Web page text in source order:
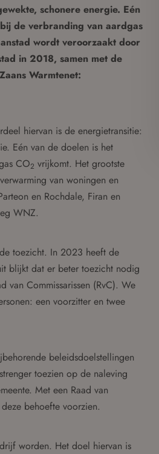
schonere energie. Eén
de verbranding van aardgas
wordt veroorzaakt door
in 2018, samen met de
Warmtenet:
hiervan is de energietransitie:
Eén van de doelen is het
CO2 vrijkomt. Het grootste
van woningen en
en Rochdale, Firan en
WNZ.
toezicht. In 2023 heeft de
blijkt dat er beter toezicht nodig
van Commissarissen (RvC). We
een voorzitter en twee
beleidsdoelstellingen
toezien op de naleving
Met een Raad van
behoefte voorzien.
worden. Het doel hiervan is